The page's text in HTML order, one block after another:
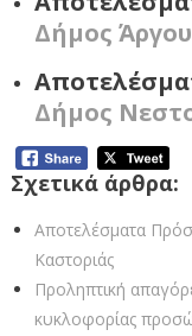
Δήμος
Δήμος
Σχετικά άρθρα:
Αποτελέσματα
Καστοριάς
Προληπτική
κυκλοφορίας